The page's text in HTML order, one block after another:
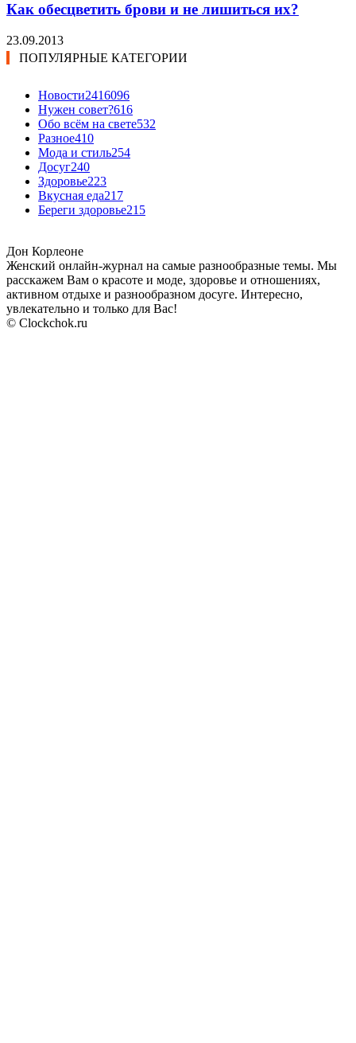
Как обесцветить брови и не лишиться их?
23.09.2013
ПОПУЛЯРНЫЕ КАТЕГОРИИ
Новости2416096
Нужен совет?616
Обо всём на свете532
Разное410
Мода и стиль254
Досуг240
Здоровье223
Вкусная еда217
Береги здоровье215
Дон Корлеоне
Женский онлайн-журнал на самые разнообразные темы. Мы
расскажем Вам о красоте и моде, здоровье и отношениях,
активном отдыхе и разнообразном досуге. Интересно,
увлекательно и только для Вас!
© Clockchok.ru